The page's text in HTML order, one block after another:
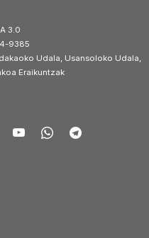
3.0
9385
Udala, Usansoloko Udala,
Eraikuntzak